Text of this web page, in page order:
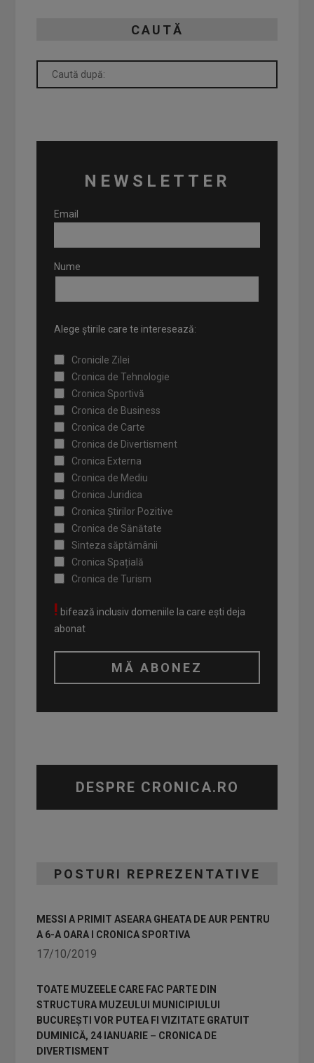
CAUTĂ
NEWSLETTER
Email
Nume
Alege știrile care te interesează:
Cronicile Zilei
Cronica de Tehnologie
Cronica Sportivă
Cronica de Business
Cronica de Carte
Cronica de Divertisment
Cronica Externa
Cronica de Mediu
Cronica Juridica
Cronica Știrilor Pozitive
Cronica de Sănătate
Sinteza săptămânii
Cronica Spațială
Cronica de Turism
! bifează inclusiv domeniile la care ești deja
abonat
DESPRE CRONICA.RO
POSTURI REPREZENTATIVE
MESSI A PRIMIT ASEARA GHEATA DE AUR PENTRU
A 6-A OARA I CRONICA SPORTIVA
17/10/2019
TOATE MUZEELE CARE FAC PARTE DIN
STRUCTURA MUZEULUI MUNICIPIULUI
BUCUREȘTI VOR PUTEA FI VIZITATE GRATUIT
DUMINICĂ, 24 IANUARIE – CRONICA DE
DIVERTISMENT